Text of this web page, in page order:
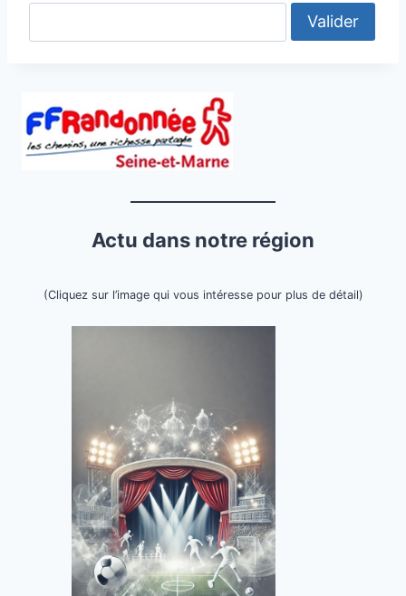
Actu dans notre région
(Cliquez sur l’image qui vous intéresse pour plus de détail)